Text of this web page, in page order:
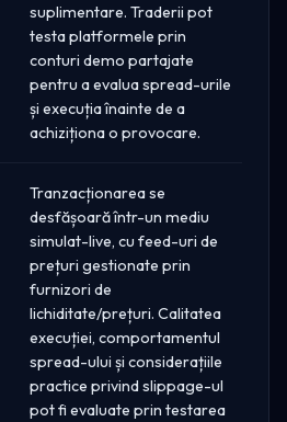
suplimentare. Traderii pot
testa platformele prin
conturi demo partajate
pentru a evalua spread-urile
și execuția înainte de a
achiziționa o provocare.
Tranzacționarea se
desfășoară într-un mediu
simulat-live, cu feed-uri de
prețuri gestionate prin
furnizori de
lichiditate/prețuri. Calitatea
execuției, comportamentul
spread-ului și considerațiile
practice privind slippage-ul
pot fi evaluate prin testarea